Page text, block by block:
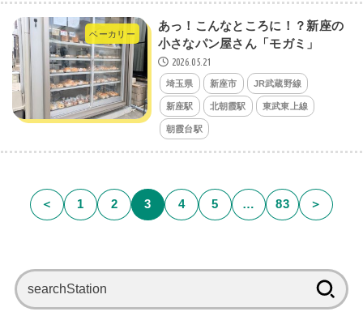
ベーカリー
あっ！こんなところに！？新座の
小さなパン屋さん「モガミ」
2026.05.21
埼玉県 新座市 JR武蔵野線
新座駅 北朝霞駅 東武東上線
朝霞台駅
＜ 1 2 3 4 5 … 83 ＞
索: